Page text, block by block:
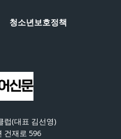
청소년보호정책
럽(대표 김선영)
건재로 596